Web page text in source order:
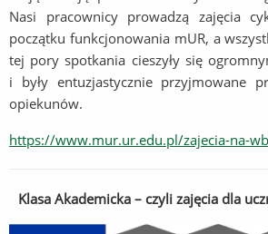
Nasi pracownicy prowadzą zajęcia
początku funkcjonowania mUR, a
tej pory spotkania cieszyły się
i były entuzjastycznie przyjmowane
opiekunów.
https://www.mur.ur.edu.pl/zajecia-na-
Klasa Akademicka – czyli zajęcia dla